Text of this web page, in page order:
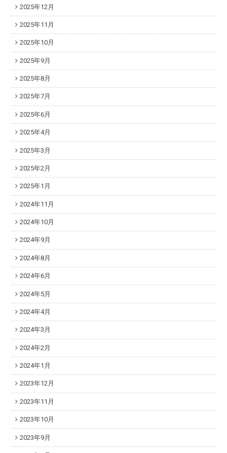
2025年12月
2025年11月
2025年10月
2025年9月
2025年8月
2025年7月
2025年6月
2025年4月
2025年3月
2025年2月
2025年1月
2024年11月
2024年10月
2024年9月
2024年8月
2024年6月
2024年5月
2024年4月
2024年3月
2024年2月
2024年1月
2023年12月
2023年11月
2023年10月
2023年9月